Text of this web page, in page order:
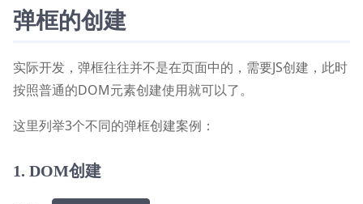
弹框的创建
实际开发，弹框往往并不是在页面中的，需要JS创建，此时
按照普通的DOM元素创建使用就可以了。
这里列举3个不同的弹框创建案例：
1. DOM创建